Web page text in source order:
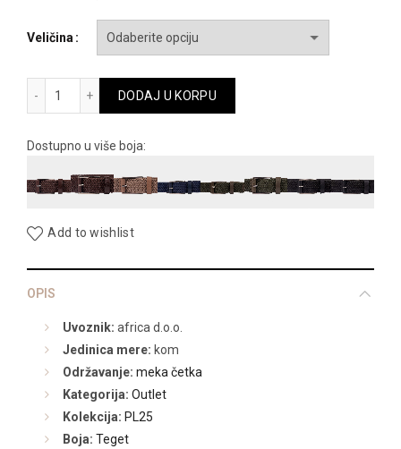
Veličina
DODAJ U KORPU
Dostupno u više boja:
Add to wishlist
OPIS
Uvoznik: africa d.o.o.
Jedinica mere: kom
Održavanje: meka četka
Kategorija: Outlet
Kolekcija: PL25
Boja: Teget